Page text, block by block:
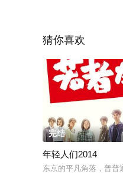
整版电视剧全集就上
猜你喜欢
完结
年轻人们2014
东京的平凡角落，普